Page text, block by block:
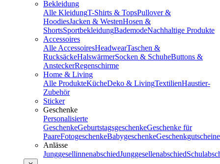
Bekleidung
Alle KleidungT-Shirts & TopsPullover &
HoodiesJacken & WestenHosen &
ShortsSportbekleidungBademodeNachhaltige Produkte
Accessoires
Alle AccessoiresHeadwearTaschen &
RucksäckeHalswärmerSocken & SchuheButtons &
AnsteckerRegenschirme
Home & Living
Alle ProdukteKücheDeko & LivingTextilienHaustier-
Zubehör
Sticker
Geschenke
Personalisierte
GeschenkeGeburtstagsgeschenkeGeschenke für
PaareFotogeschenkeBabygeschenkeGeschenkgutscheine
Anlässe
JunggesellinnenabschiedJunggesellenabschied